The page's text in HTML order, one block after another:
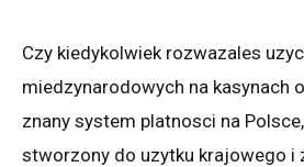
Czy kiedykolwiek rozwazales
miedzynarodowych na kasynach
znany system platnosci na
stworzony do uzytku krajowego i